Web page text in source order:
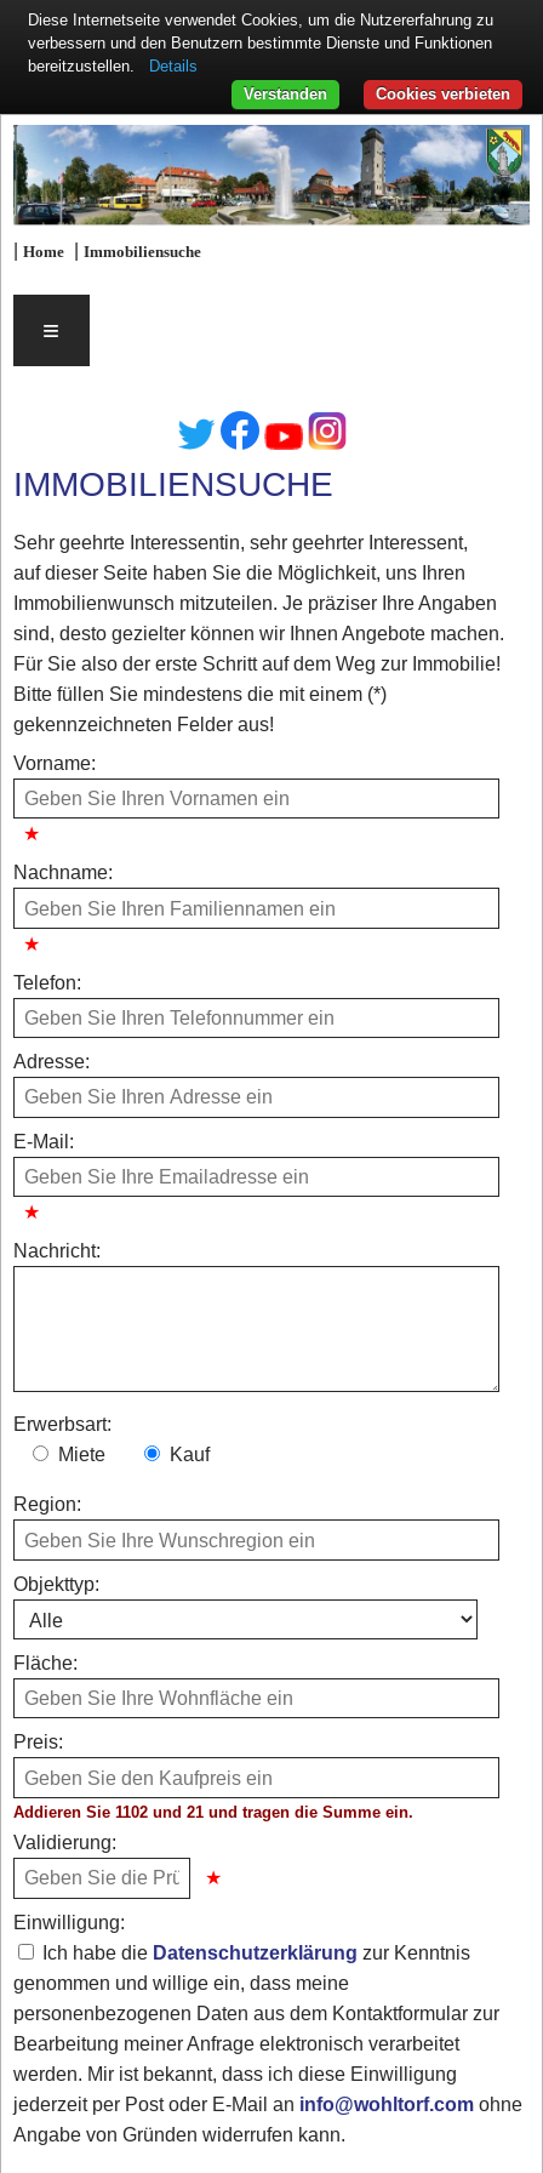
|Home |Immobiliensuche
≡
IMMOBILIENSUCHE
Sehr geehrte Interessentin, sehr geehrter Interessent,
auf dieser Seite haben Sie die Möglichkeit, uns Ihren
Immobilienwunsch mitzuteilen. Je präziser Ihre Angaben
sind, desto gezielter können wir Ihnen Angebote machen.
Für Sie also der erste Schritt auf dem Weg zur Immobilie!
Bitte füllen Sie mindestens die mit einem (*)
gekennzeichneten Felder aus!
Vorname:
Nachname:
Telefon:
Adresse:
E-Mail:
Nachricht:
Erwerbsart:
Miete
Kauf
Region:
Objekttyp:
Fläche:
Preis:
Addieren Sie 1102 und 21 und tragen die Summe ein.
Validierung:
Einwilligung:
Ich habe die Datenschutzerklärung zur Kenntnis
genommen und willige ein, dass meine
personenbezogenen Daten aus dem Kontaktformular zur
Bearbeitung meiner Anfrage elektronisch verarbeitet
werden. Mir ist bekannt, dass ich diese Einwilligung
jederzeit per Post oder E-Mail an info@wohltorf.comohne
Angabe von Gründen widerrufen kann.
Diese Internetseite verwendet Cookies, um die Nutzererfahrung zu
verbessern und den Benutzern bestimmte Dienste und Funktionen
bereitzustellen.
Details
Cookies verbieten
Verstanden